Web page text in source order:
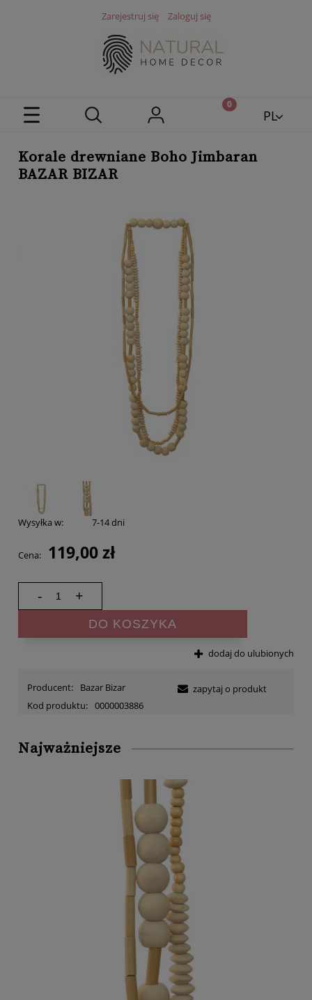
Zarejestruj się Zaloguj się
PL
Korale drewniane Boho Jimbaran
BAZAR BIZAR
Wysyłka w: 7-14 dni
Cena: 119,00 zł
- +
DO KOSZYKA
dodaj do ulubionych
Producent:
Bazar Bizar
Kod produktu: 0000003886
zapytaj o produkt
Najważniejsze